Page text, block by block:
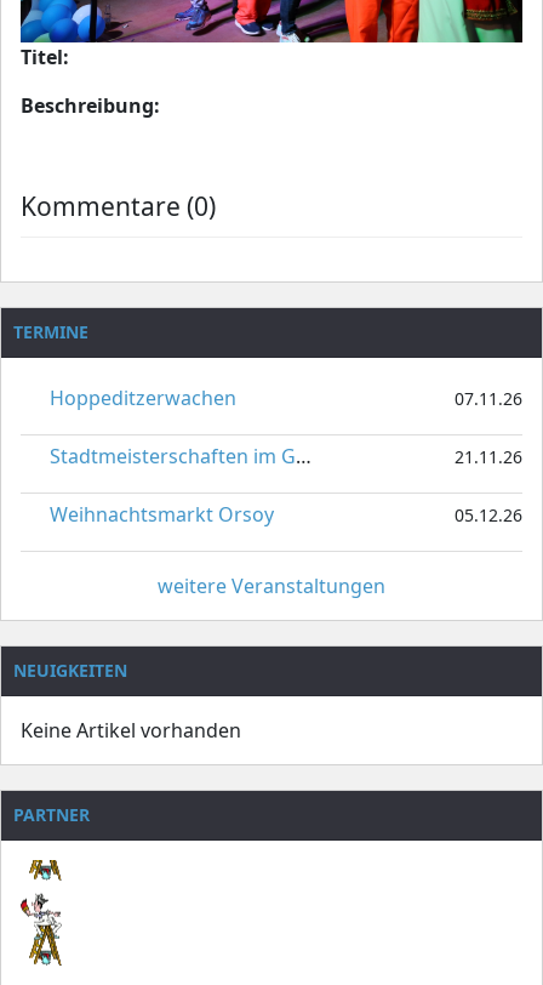
Titel:
Beschreibung:
Kommentare (0)
TERMINE
Hoppeditzerwachen 07.11.26
Stadtmeisterschaften im Gardetanz 21.11.26
Weihnachtsmarkt Orsoy 05.12.26
weitere Veranstaltungen
NEUIGKEITEN
Keine Artikel vorhanden
PARTNER